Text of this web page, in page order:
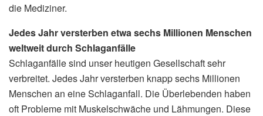
die Mediziner.
Jedes Jahr versterben etwa sechs Millionen Menschen
weltweit durch Schlaganfälle
Schlaganfälle sind unser heutigen Gesellschaft sehr
verbreitet. Jedes Jahr versterben knapp sechs Millionen
Menschen an eine Schlaganfall. Die Überlebenden haben
oft Probleme mit Muskelschwäche und Lähmungen. Diese